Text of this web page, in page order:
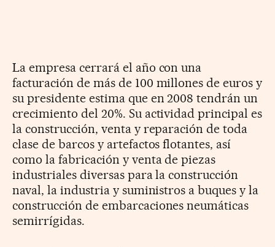
La empresa cerrará el año con una
facturación de más de 100 millones de euros y
su presidente estima que en 2008 tendrán un
crecimiento del 20%. Su actividad principal es
la construcción, venta y reparación de toda
clase de barcos y artefactos flotantes, así
como la fabricación y venta de piezas
industriales diversas para la construcción
naval, la industria y suministros a buques y la
construcción de embarcaciones neumáticas
semirrígidas.